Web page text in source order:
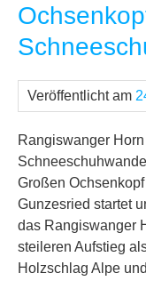
Veröffentlicht am
Rangiswanger
Großen
Gunzesried startet
das Rangiswanger
steileren Aufstieg
Holzschlag Alpe